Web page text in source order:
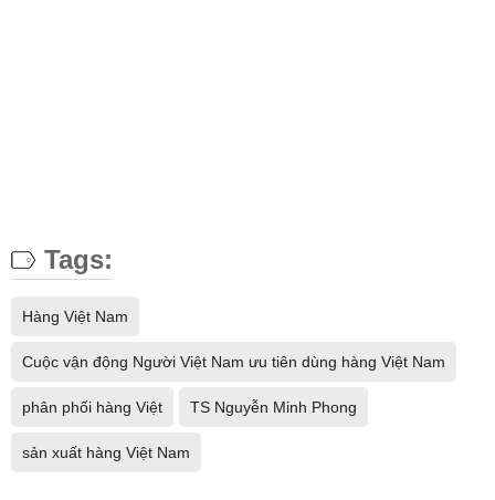
Tags:
Hàng Việt Nam
Cuộc vận động Người Việt Nam ưu tiên dùng hàng Việt Nam
phân phối hàng Việt TS Nguyễn Minh Phong
sản xuất hàng Việt Nam